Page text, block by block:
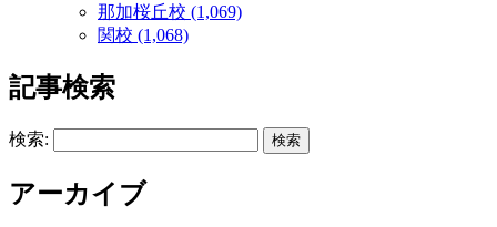
那加桜丘校 (1,069)
関校 (1,068)
記事検索
検索:
アーカイブ